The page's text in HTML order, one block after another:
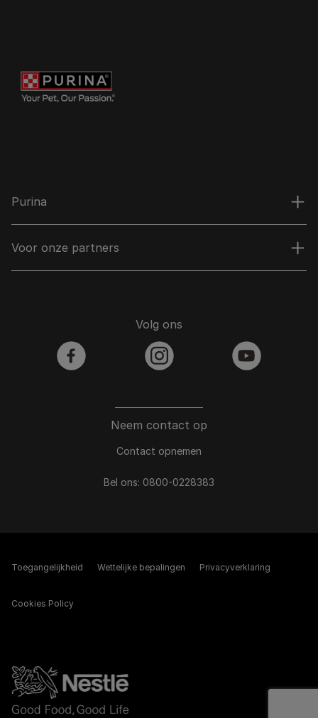
Purina
Voor onze partners
Neem contact op
Contact opnemen
Bel ons: 0800-0228383
Volg ons
facebook instagram youtube
Toegangelijkheid Wettelijke bepalingen​ Privacyverklaring
Cookies Policy